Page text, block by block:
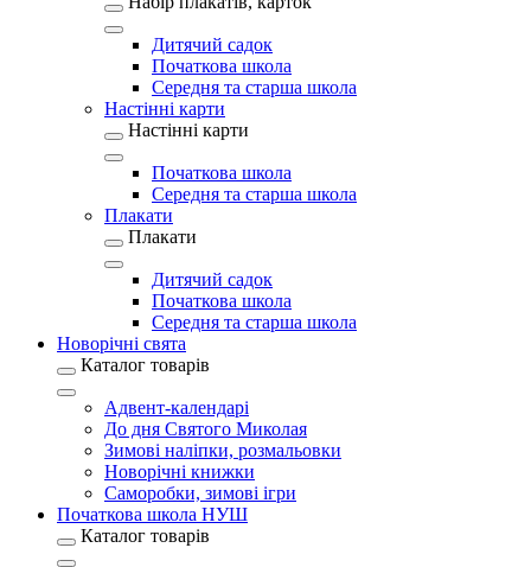
Дитячий садок
Початкова школа
Середня та старша школа
Настінні карти
Настінні карти
Початкова школа
Середня та старша школа
Плакати
Плакати
Дитячий садок
Початкова школа
Середня та старша школа
Новорічні свята
Каталог товарів
Адвент-календарі
До дня Святого Миколая
Зимові наліпки, розмальовки
Новорічні книжки
Саморобки, зимові ігри
Початкова школа НУШ
Каталог товарів